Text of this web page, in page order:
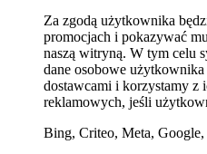
Za zgodą użytkownika
promocjach i pokazywać
naszą witryną. W tym celu
dane osobowe
dostawcami i korzystamy z
reklamowych, jeśli
Bing, Criteo, Meta,